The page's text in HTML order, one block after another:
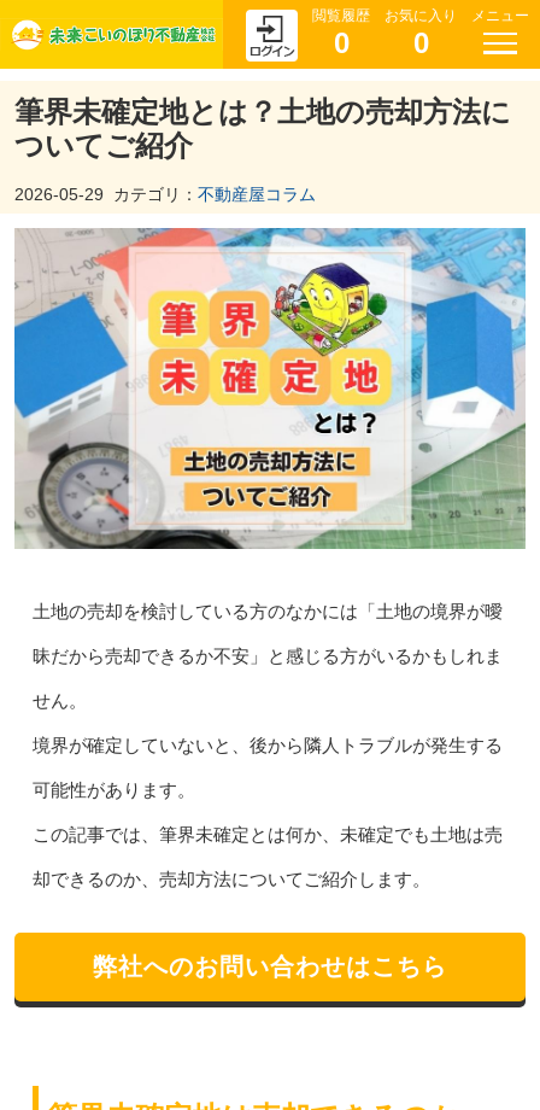
閲覧履歴
0
お気に入り
0
メニュー
筆界未確定地とは？土地の売却方法に
ついてご紹介
2026-05-29 カテゴリ： 不動産屋コラム
土地の売却を検討している方のなかには「土地の境界が曖
昧だから売却できるか不安」と感じる方がいるかもしれま
せん。
境界が確定していないと、後から隣人トラブルが発生する
可能性があります。
この記事では、筆界未確定とは何か、未確定でも土地は売
却できるのか、売却方法についてご紹介します。
弊社へのお問い合わせはこちら